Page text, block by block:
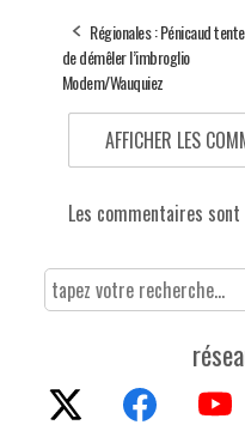
Régionales : Pénicaud tente
de démêler l’imbroglio
Modem/Wauquiez
AFFICHER LES
Les commentaires